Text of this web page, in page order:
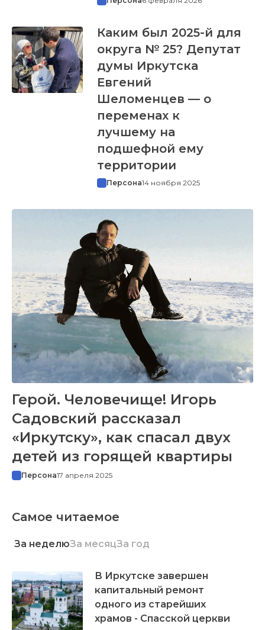
Каким был 2025-й для
округа № 25? Депутат
думы Иркутска
Евгений
Шеломенцев — о
переменах к
лучшему на
подшефной ему
территории
Персона14 ноября 2025
Герой. Человечище! Игорь
Садовский рассказал
«Иркутску», как спасал двух
детей из горящей квартиры
Персона17 апреля 2025
Самое читаемое
За неделюЗа месяцЗа год
В Иркутске завершен
капитальный ремонт
одного из старейших
храмов - Спасской церкви